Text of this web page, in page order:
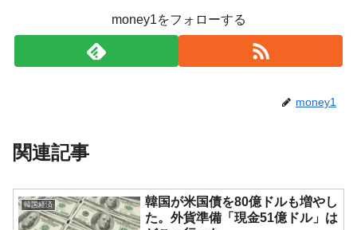
money1をフォローする
money1
関連記事
韓国経済
韓国が米国債を80億ドルも増やし
た。外貨準備「現金51億ドル」は